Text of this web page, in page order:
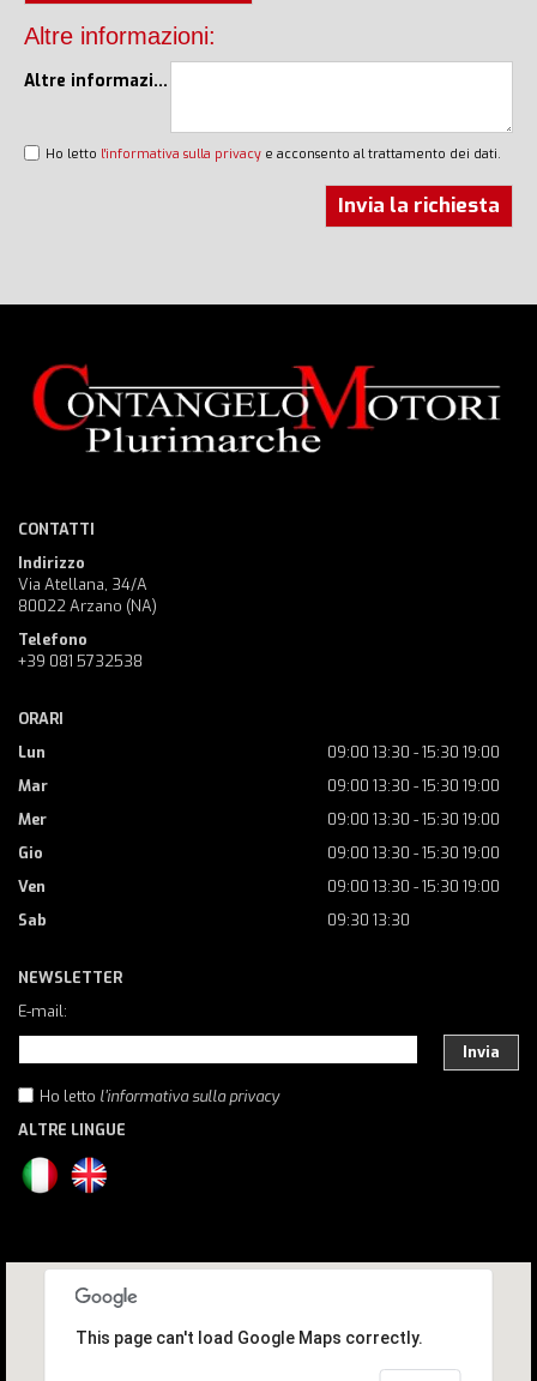
Altre informazioni:
Altre informazioni
Ho letto l'informativa sulla privacy e acconsento al trattamento dei dati.
CONTATTI
Indirizzo
Via Atellana, 34/A
80022 Arzano (NA)
Telefono
+39 081 5732538
ORARI
Lun
09:00 13:30 - 15:30 19:00
Mar
09:00 13:30 - 15:30 19:00
Mer
09:00 13:30 - 15:30 19:00
Gio
09:00 13:30 - 15:30 19:00
Ven
09:00 13:30 - 15:30 19:00
Sab
09:30 13:30
NEWSLETTER
E-mail:
Invia
Ho letto l'informativa sulla privacy
ALTRE LINGUE
This page can't load Google Maps correctly.